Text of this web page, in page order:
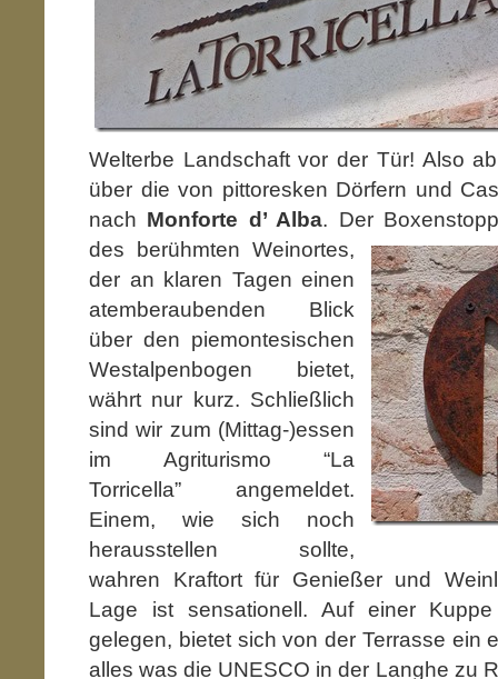
Welterbe Landschaft vor der Tür! Also
über die von pittoresken Dörfern und
nach Monforte d’ Alba. Der
des berühmten Weinortes,
der an klaren Tagen einen
atemberaubenden Blick
über den piemontesischen
Westalpenbogen bietet,
währt nur kurz. Schließlich
sind wir zum (Mittag-)essen
im Agriturismo “La
Torricella” angemeldet.
Einem, wie sich noch
herausstellen sollte,
wahren Kraftort für Genießer und
Lage ist sensationell. Auf einer
gelegen, bietet sich von der Terrasse ein
alles was die UNESCO in der Langhe zu